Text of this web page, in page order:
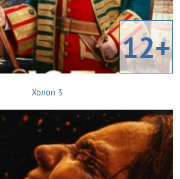
12+
Холоп 3